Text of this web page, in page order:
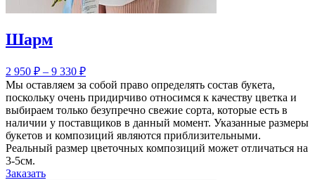
Шарм
2 950 ₽ – 9 330 ₽
Мы оставляем за собой право определять состав букета,
поскольку очень придирчиво относимся к качеству цветка и
выбираем только безупречно свежие сорта, которые есть в
наличии у поставщиков в данный момент. Указанные размеры
букетов и композиций являются приблизительными.
Реальный размер цветочных композиций может отличаться на
3-5см.
Заказать